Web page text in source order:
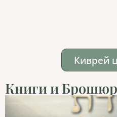
Киврей
Книги и